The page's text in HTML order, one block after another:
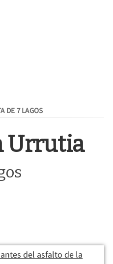
DE 7 LAGOS
Urrutia